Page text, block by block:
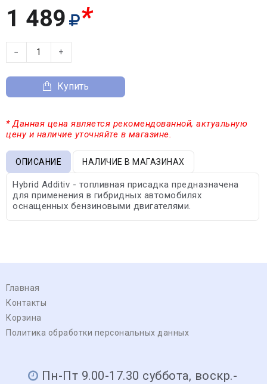
1 489 *
− +
Купить
* Данная цена является рекомендованной, актуальную
цену и наличие уточняйте в магазине.
ОПИСАНИЕ НАЛИЧИЕ В МАГАЗИНАХ
Hybrid Additiv - топливная присадка предназначена
для применения в гибридных автомобилях
оснащенных бензиновыми двигателями.
Главная
Контакты
Корзина
Политика обработки персональных данных
Пн-Пт 9.00-17.30 суббота, воскр.-